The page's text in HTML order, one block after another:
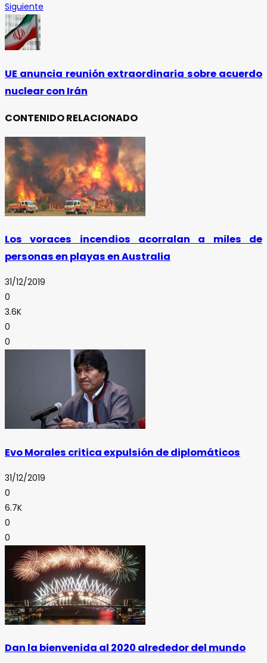
Siguiente
UE anuncia reunión extraordinaria sobre acuerdo
nuclear con Irán
CONTENIDO RELACIONADO
Los voraces incendios acorralan a miles de
personas en playas en Australia
31/12/2019
0
3.6K
0
0
Evo Morales critica expulsión de diplomáticos
31/12/2019
0
6.7K
0
0
Dan la bienvenida al 2020 alrededor del mundo